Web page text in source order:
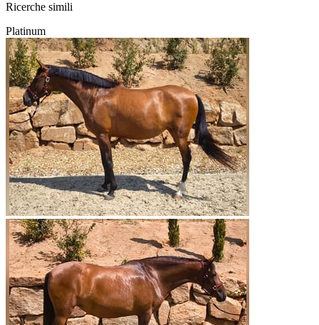
Ricerche simili
Platinum